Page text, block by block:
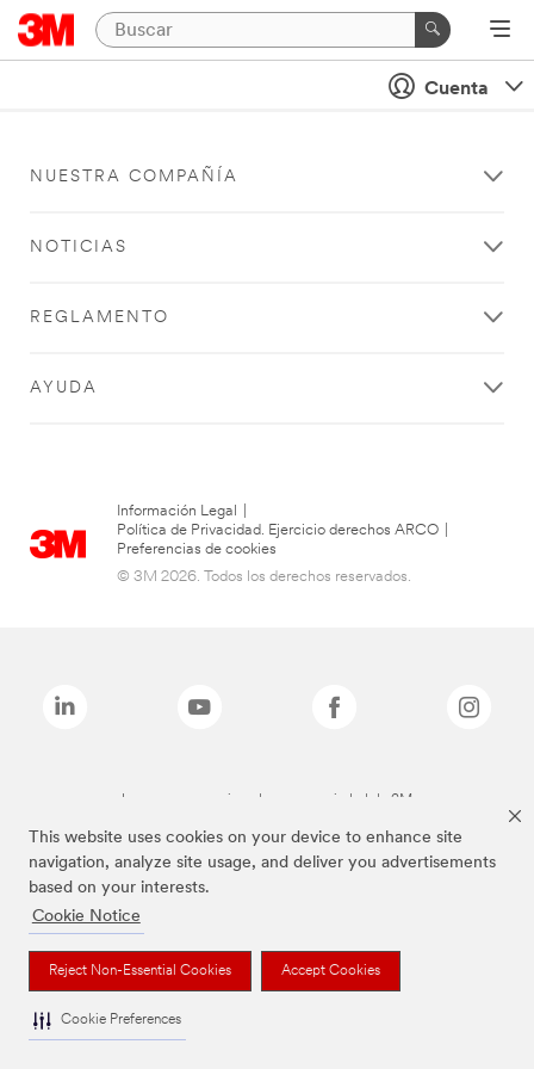
This website uses cookies on your device to enhance site
navigation, analyze site usage, and deliver you advertisements
based on your interests.
Cookie Notice
Reject Non-Essential Cookies Accept Cookies
Cookie Preferences
Cuenta
NUESTRA COMPAÑÍA
NOTICIAS
REGLAMENTO
AYUDA
Información Legal
Política de Privacidad. Ejercicio derechos ARCO
Preferencias de cookies
© 3M 2026. Todos los derechos reservados.
Las marcas mencionadas son propiedad de 3M